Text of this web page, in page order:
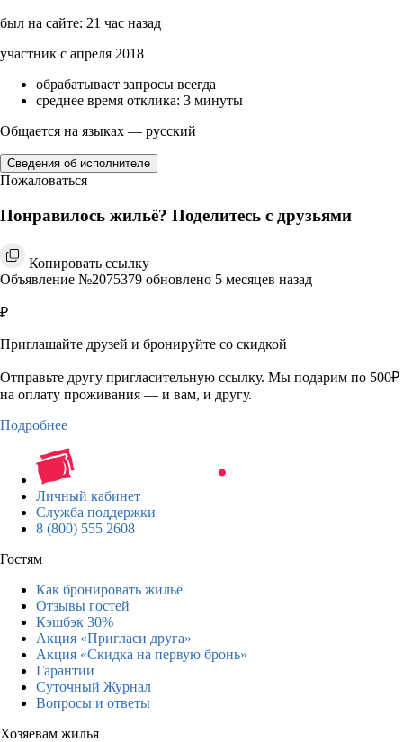
был на сайте: 21 час назад
участник с апреля 2018
обрабатывает запросы всегда
среднее время отклика: 3 минуты
Общается на языках — русский
Сведения об исполнителе
Пожаловаться
Понравилось жильё? Поделитесь с друзьями
Копировать ссылку
Объявление №2075379 обновлено 5 месяцев назад
₽
Приглашайте друзей и бронируйте со скидкой
Отправьте другу пригласительную ссылку. Мы подарим по 500₽
на оплату проживания — и вам, и другу.
Подробнее
Личный кабинет
Служба поддержки
8 (800) 555 2608
Гостям
Как бронировать жильё
Отзывы гостей
Кэшбэк 30%
Акция «Пригласи друга»
Акция «Скидка на первую бронь»
Гарантии
Суточный Журнал
Вопросы и ответы
Хозяевам жилья